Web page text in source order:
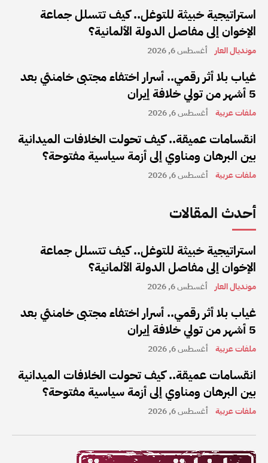
استراتيجية خبيثة للتوغل.. كيف تتسلل جماعة
الإخوان إلى مفاصل الدولة الألمانية؟
مونديال العار أغسطس 6, 2026
غياب بلا أثر رقمي.. أسرار اختفاء مجتبى خامنئي بعد
5 أشهر من تولي خلافة إيران
ملفات عربية أغسطس 6, 2026
انقسامات عميقة.. كيف تحولت الخلافات الميدانية
بين البرهان ومناوي إلى أزمة سياسية مفتوحة؟
ملفات عربية أغسطس 6, 2026
أحدث المقالات
استراتيجية خبيثة للتوغل.. كيف تتسلل جماعة
الإخوان إلى مفاصل الدولة الألمانية؟
مونديال العار أغسطس 6, 2026
غياب بلا أثر رقمي.. أسرار اختفاء مجتبى خامنئي بعد
5 أشهر من تولي خلافة إيران
ملفات عربية أغسطس 6, 2026
انقسامات عميقة.. كيف تحولت الخلافات الميدانية
بين البرهان ومناوي إلى أزمة سياسية مفتوحة؟
ملفات عربية أغسطس 6, 2026